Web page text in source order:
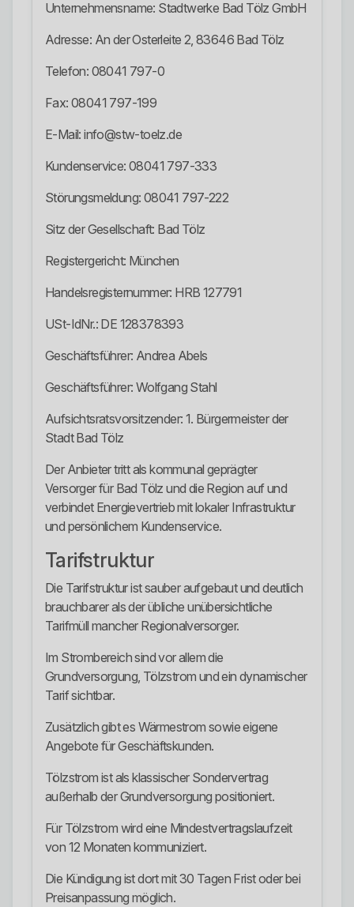
Unternehmensname: Stadtwerke Bad Tölz GmbH
Adresse: An der Osterleite 2, 83646 Bad Tölz
Telefon: 08041 797-0
Fax: 08041 797-199
E-Mail: info@stw-toelz.de
Kundenservice: 08041 797-333
Störungsmeldung: 08041 797-222
Sitz der Gesellschaft: Bad Tölz
Registergericht: München
Handelsregisternummer: HRB 127791
USt-IdNr.: DE 128378393
Geschäftsführer: Andrea Abels
Geschäftsführer: Wolfgang Stahl
Aufsichtsratsvorsitzender: 1. Bürgermeister der
Stadt Bad Tölz
Der Anbieter tritt als kommunal geprägter
Versorger für Bad Tölz und die Region auf und
verbindet Energievertrieb mit lokaler Infrastruktur
und persönlichem Kundenservice.
Tarifstruktur
Die Tarifstruktur ist sauber aufgebaut und deutlich
brauchbarer als der übliche unübersichtliche
Tarifmüll mancher Regionalversorger.
Im Strombereich sind vor allem die
Grundversorgung, Tölzstrom und ein dynamischer
Tarif sichtbar.
Zusätzlich gibt es Wärmestrom sowie eigene
Angebote für Geschäftskunden.
Tölzstrom ist als klassischer Sondervertrag
außerhalb der Grundversorgung positioniert.
Für Tölzstrom wird eine Mindestvertragslaufzeit
von 12 Monaten kommuniziert.
Die Kündigung ist dort mit 30 Tagen Frist oder bei
Preisanpassung möglich.